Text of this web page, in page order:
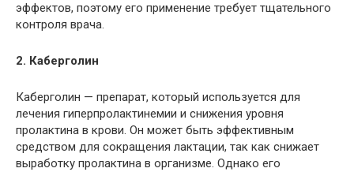
эффектов, поэтому его применение требует тщательного
контроля врача.
2. Каберголин
Каберголин — препарат, который используется для
лечения гиперпролактинемии и снижения уровня
пролактина в крови. Он может быть эффективным
средством для сокращения лактации, так как снижает
выработку пролактина в организме. Однако его